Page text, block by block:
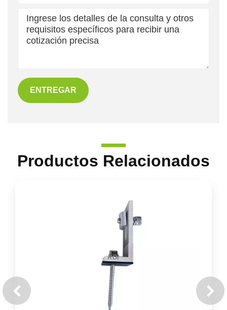
ENTREGAR
Productos Relacionados